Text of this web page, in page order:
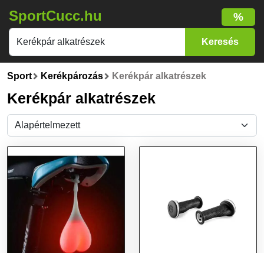
SportCucc.hu %
Sport Kerékpározás Kerékpár alkatrészek
Kerékpár alkatrészek